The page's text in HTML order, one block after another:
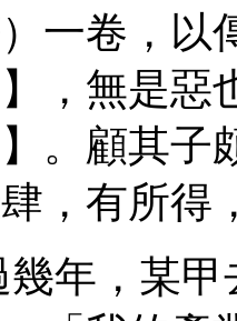
一卷，以
，無是惡
】。顧其
，有所得
幾年，某